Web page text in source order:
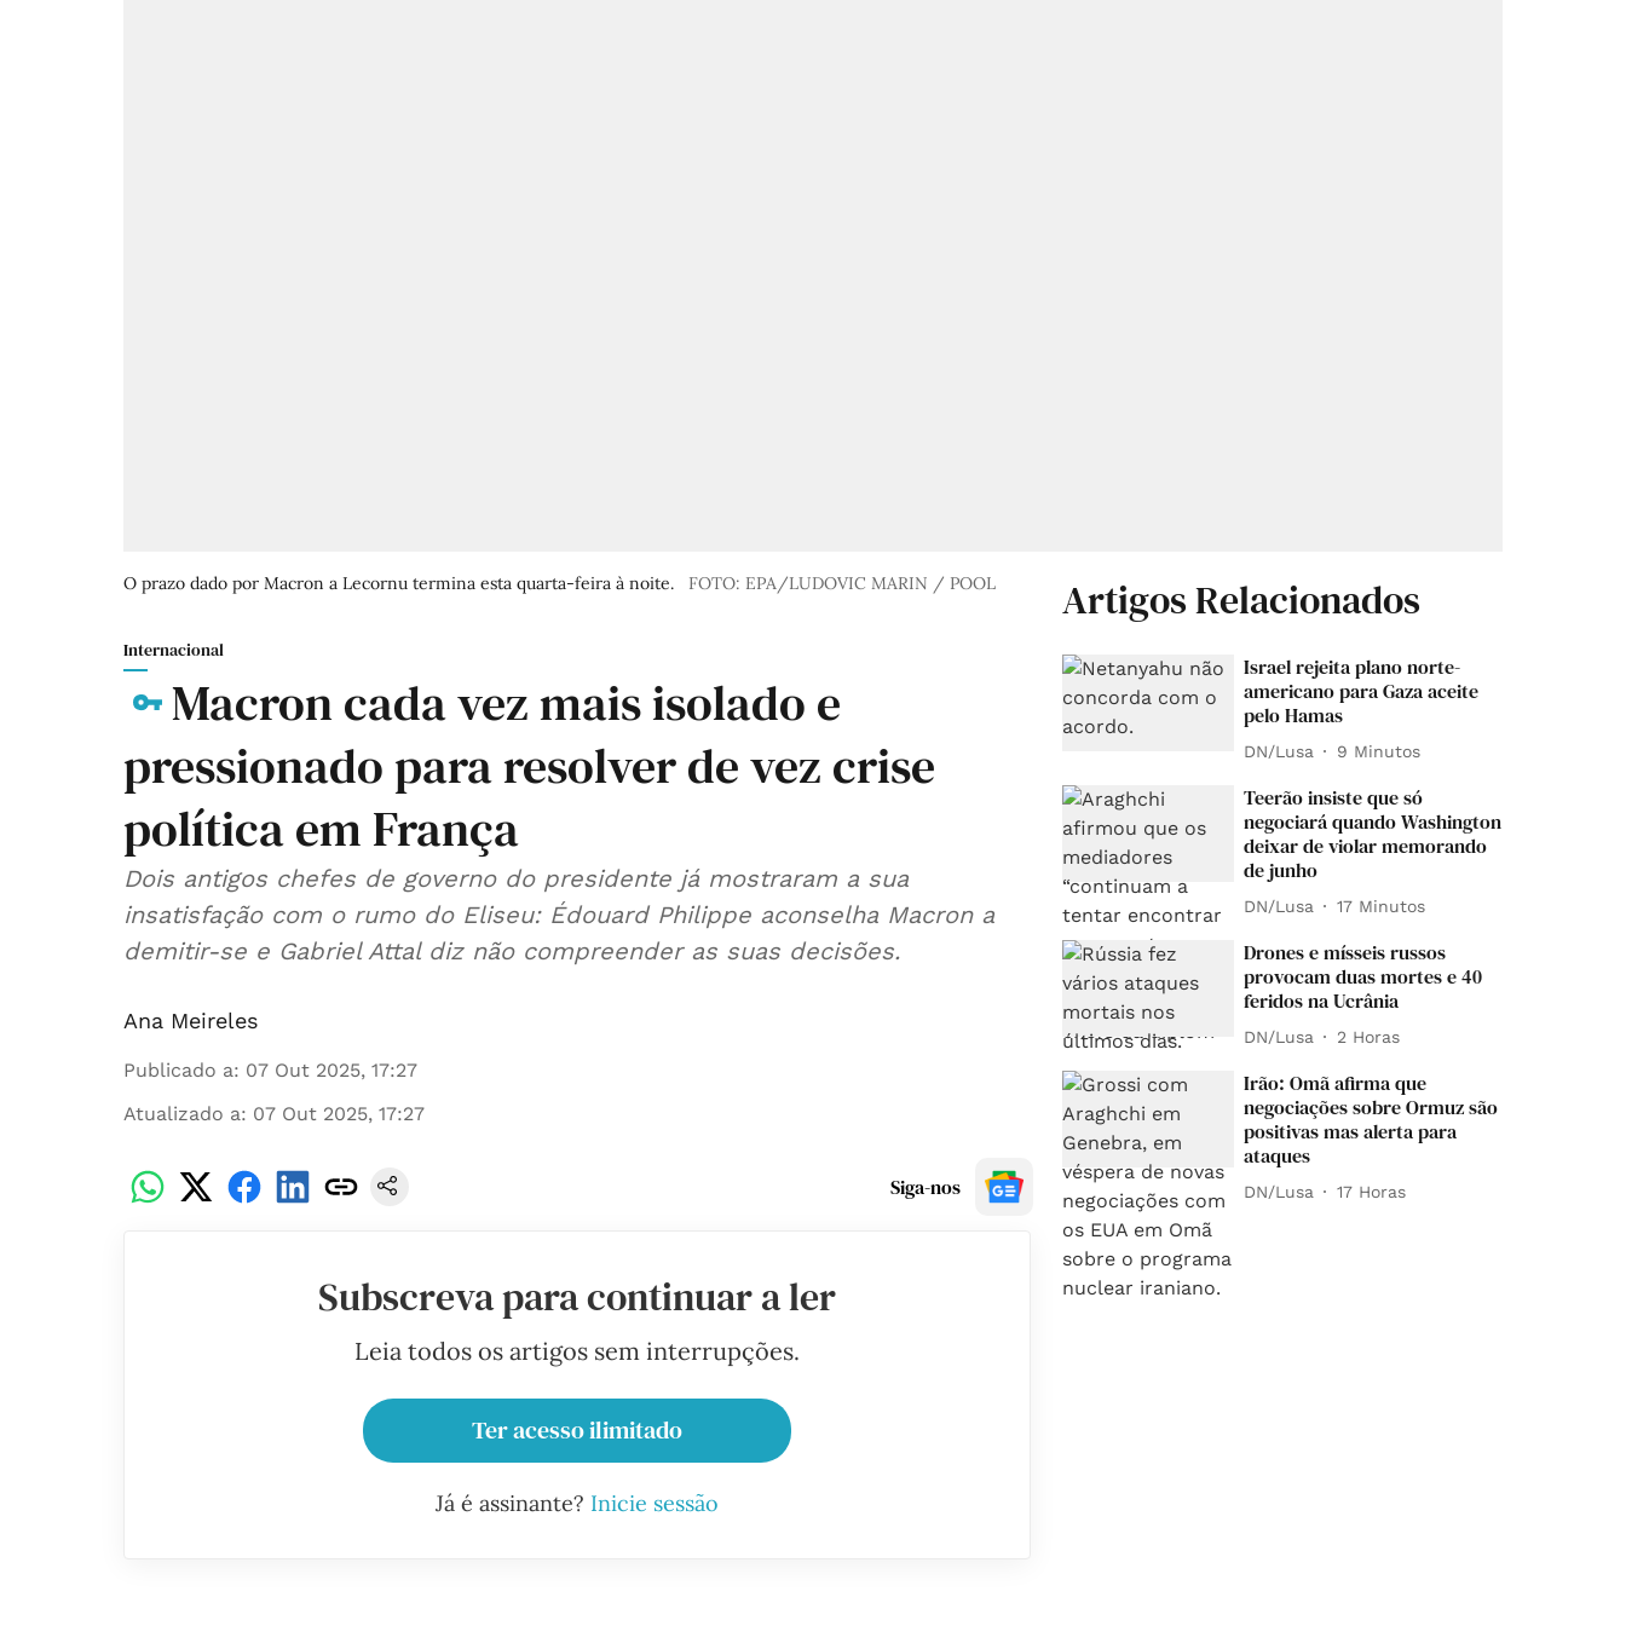
O prazo dado por Macron a Lecornu termina esta quarta-feira à noite. FOTO: EPA/LUDOVIC MARIN / POOL
Internacional
Macron cada vez mais isolado e
pressionado para resolver de vez crise
política em França
Dois antigos chefes de governo do presidente já mostraram a sua
insatisfação com o rumo do Eliseu: Édouard Philippe aconselha Macron a
demitir-se e Gabriel Attal diz não compreender as suas decisões.
Ana Meireles
Publicado a: 07 Out 2025, 17:27
Atualizado a: 07 Out 2025, 17:27
Siga-nos
Subscreva para continuar a ler
Leia todos os artigos sem interrupções.
Ter acesso ilimitado
Já é assinante? Inicie sessão
Artigos Relacionados
Israel rejeita plano norte-
americano para Gaza aceite
pelo Hamas
DN/Lusa 9 Minutos
Teerão insiste que só
negociará quando Washington
deixar de violar memorando
de junho
DN/Lusa 17 Minutos
Drones e mísseis russos
provocam duas mortes e 40
feridos na Ucrânia
DN/Lusa 2 Horas
Irão: Omã afirma que
negociações sobre Ormuz são
positivas mas alerta para
ataques
DN/Lusa 17 Horas